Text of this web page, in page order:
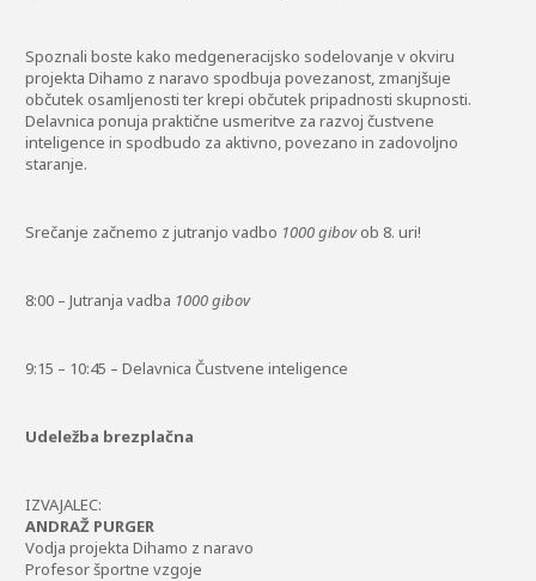
Spoznali boste kako medgeneracijsko sodelovanje v okviru
projekta Dihamo z naravo spodbuja povezanost, zmanjšuje
občutek osamljenosti ter krepi občutek pripadnosti skupnosti.
Delavnica ponuja praktične usmeritve za razvoj čustvene
inteligence in spodbudo za aktivno, povezano in zadovoljno
staranje.
Srečanje začnemo z jutranjo vadbo 1000 gibovob 8. uri!
8:00 – Jutranja vadba 1000 gibov
9:15 – 10:45 – Delavnica Čustvene inteligence
Udeležba brezplačna
IZVAJALEC:
ANDRAŽ PURGER
Vodja projekta Dihamo z naravo
Profesor športne vzgoje